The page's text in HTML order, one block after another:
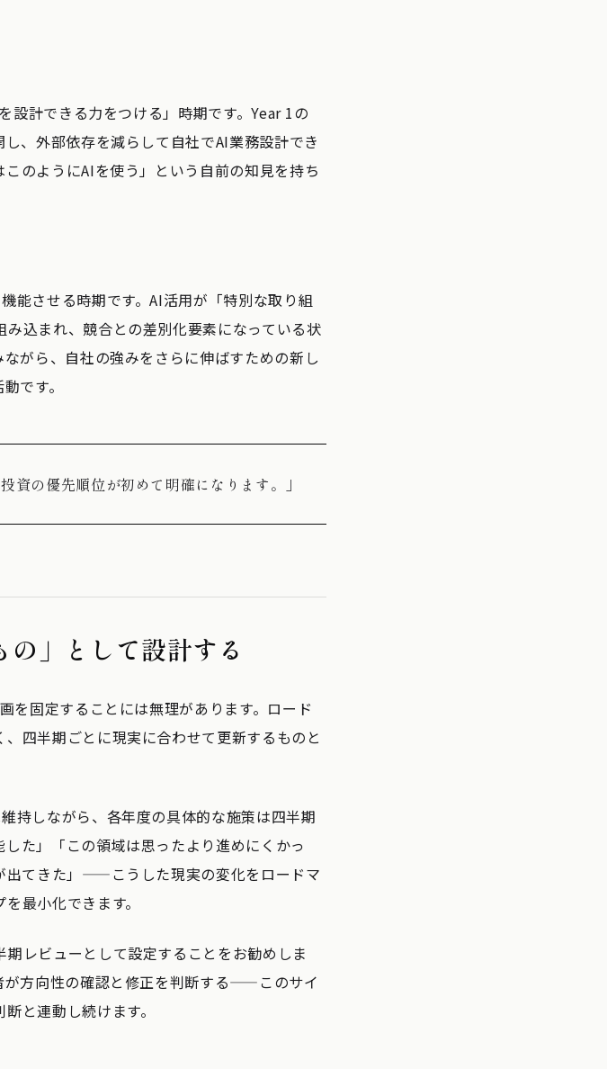
設計できる力をつける」時期です。Year 1の
、外部依存を減らして自社でAI業務設計でき
のようにAIを使う」という自前の知見を持ち
能させる時期です。AI活用が「特別な取り組
込まれ、競合との差別化要素になっている状
がら、自社の強みをさらに伸ばすための新し
です。
資の優先順位が初めて明確になります。」
」として設計する
を固定することには無理があります。ロード
四半期ごとに現実に合わせて更新するものと
持しながら、各年度の具体的な施策は四半期
た」「この領域は思ったより進めにくかっ
出てきた」——こうした現実の変化をロードマ
最小化できます。
レビューとして設定することをお勧めしま
が方向性の確認と修正を判断する——このサイ
と連動し続けます。